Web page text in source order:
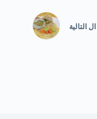
ال التالية